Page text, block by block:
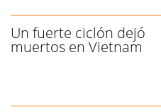
Un fuerte ciclón dejó
muertos en Vietnam